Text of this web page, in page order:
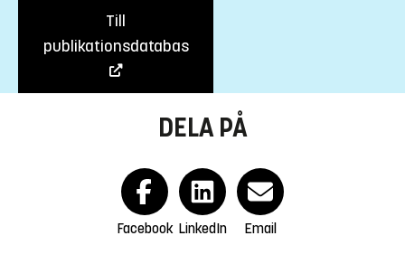
Till
publikationsdatabas
DELA PÅ
Facebook LinkedIn Email